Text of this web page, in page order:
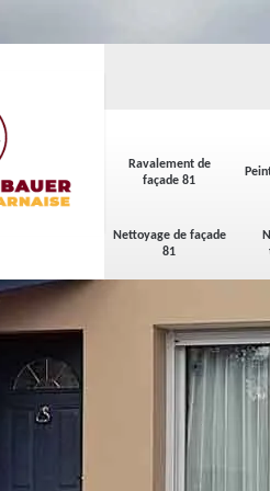
Ravalement de
façade 81
Nettoyage de façade
81